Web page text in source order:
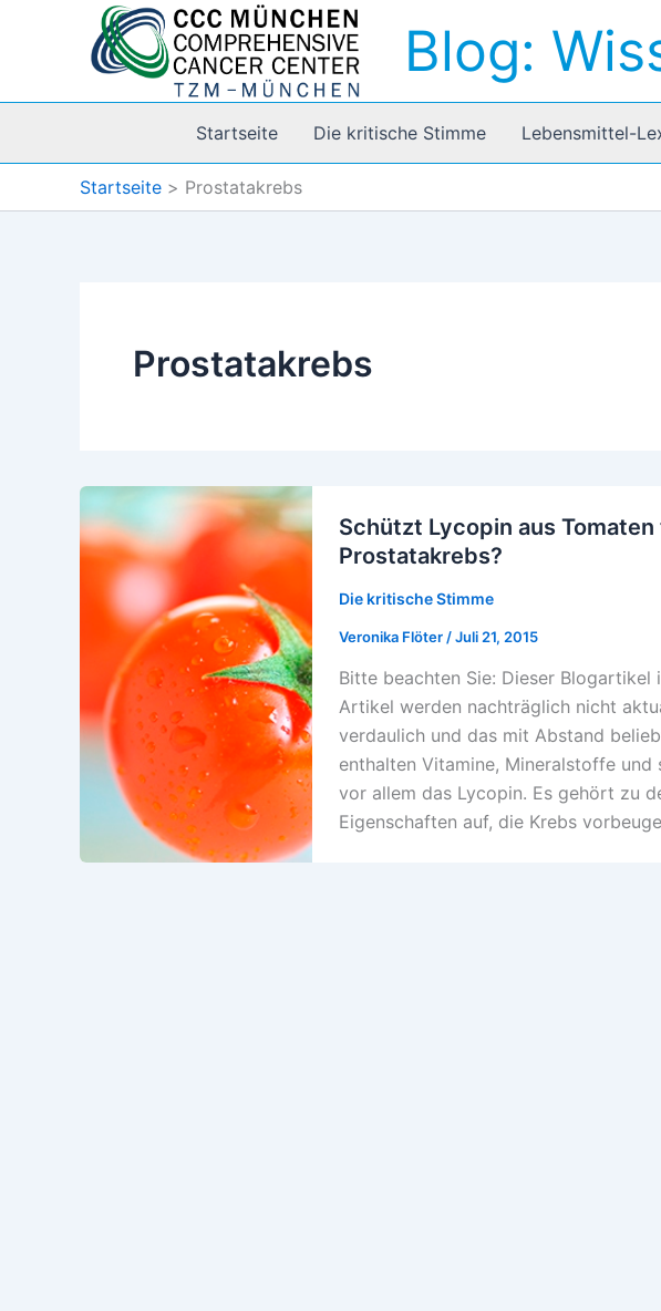
Blog:
Startseite Die kritische Stimme Lebensmittel-
Startseite Prostatakrebs
Prostatakrebs
Schützt Lycopin aus
Prostatakrebs?
Die kritische Stimme
Veronika Flöter /Juli 21, 2015
Bitte beachten Sie: Dieser
Artikel werden nachträglich nicht
verdaulich und das mit Abstand
enthalten Vitamine, Mineralstoffe
vor allem das Lycopin. Es gehört zu
Eigenschaften auf, die Krebs